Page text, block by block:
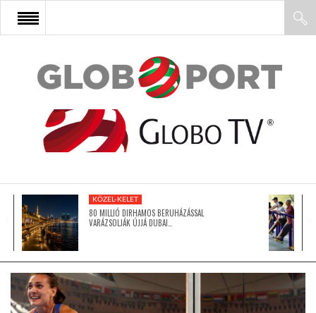
FŐOLDAL
AFRIKA
ÁZSIA
LATIN-AMERIKA
KÖZEL-KELET
80 MILLIÓ DIRHAMOS BERUHÁZÁSSAL
VARÁZSOLJÁK ÚJJÁ DUBAI…